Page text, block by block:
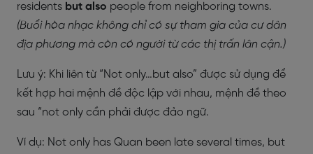
residents but also people from neighboring towns.
(Buổi hòa nhạc không chỉ có sự tham gia của cư dân
địa phương mà còn có người từ các thị trấn lân cận.)
Lưu ý: Khi liên từ “Not only…but also” được sử dụng để
kết hợp hai mệnh đề độc lập với nhau, mệnh đề theo
sau “not only cần phải được đảo ngữ.
Ví dụ: Not only has Quan been late several times, but